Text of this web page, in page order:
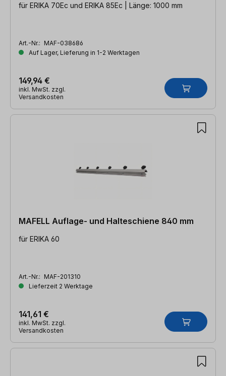
für ERIKA 70Ec und ERIKA 85Ec | Länge: 1000 mm
Art.-Nr.: MAF-038686
Auf Lager, Lieferung in 1-2 Werktagen
149,94 €
inkl. MwSt. zzgl.
Versandkosten
MAFELL Auflage- und Halteschiene 840 mm
für ERIKA 60
Art.-Nr.: MAF-201310
Lieferzeit 2 Werktage
141,61 €
inkl. MwSt. zzgl.
Versandkosten